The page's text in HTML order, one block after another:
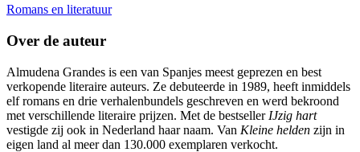
Romans en literatuur
Over de auteur
Almudena Grandes is een van Spanjes meest geprezen en best
verkopende literaire auteurs. Ze debuteerde in 1989, heeft inmiddels
elf romans en drie verhalenbundels geschreven en werd bekroond
met verschillende literaire prijzen. Met de bestseller IJzig hart
vestigde zij ook in Nederland haar naam. Van Kleine helden zijn in
eigen land al meer dan 130.000 exemplaren verkocht.